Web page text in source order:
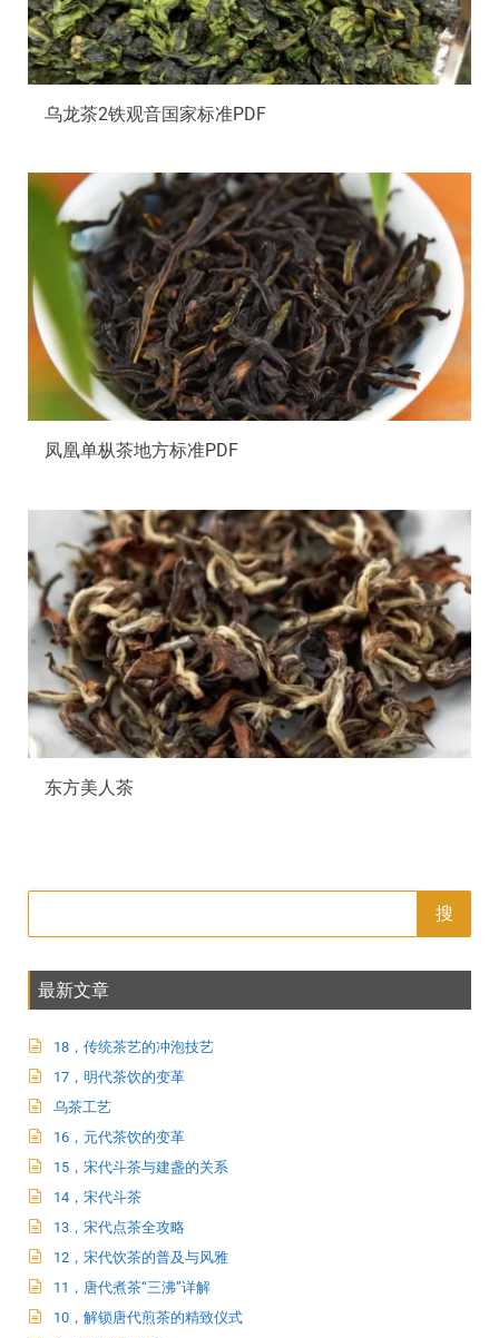
乌龙茶2铁观音国家标准PDF
凤凰单枞茶地方标准PDF
东方美人茶
搜
最新文章
18，传统茶艺的冲泡技艺
17，明代茶饮的变革
乌茶工艺
16，元代茶饮的变革
15，宋代斗茶与建盏的关系
14，宋代斗茶
13，宋代点茶全攻略
12，宋代饮茶的普及与风雅
11，唐代煮茶“三沸”详解
10，解锁唐代煎茶的精致仪式